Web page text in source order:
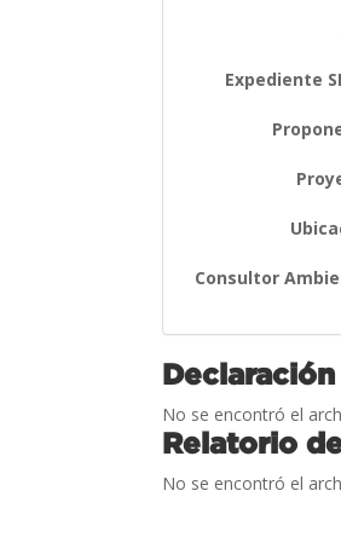
Expediente
Consultor
No se encontró el
Relatorio
No se encontró el